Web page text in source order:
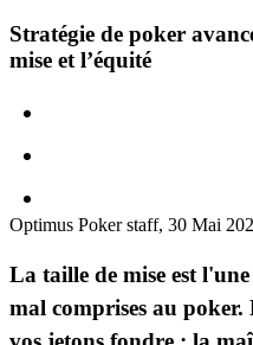
Stratégie de poker
mise et l’équité
Optimus Poker staff, 30 Mai
La taille de mise est l'une
mal comprises au